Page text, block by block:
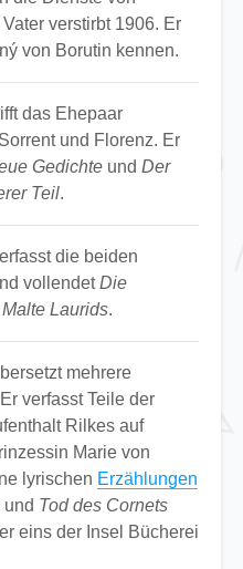
verstirbt 1906. Er
von Borutin kennen.
das Ehepaar
und Florenz. Er
Gedichte und Der
Teil.
die beiden
vollendetDie
Laurids.
mehrere
verfasst Teile der
Rilkes auf
Marie von
lyrischen Erzählungen
und Tod des Cornets
eins der Insel Bücherei